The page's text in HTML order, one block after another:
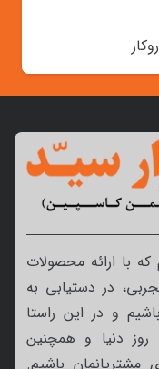
که با ارائه محصولات
در دستیابی به
و در این راستا
روز دنیا و همچنین
مشتریانمان باشیم.